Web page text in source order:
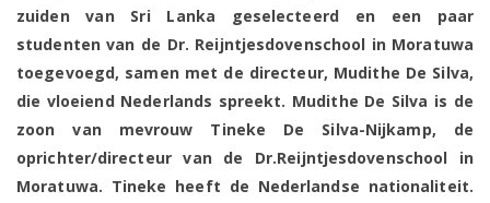
zuiden van Sri Lanka geselecteerd en een paar
studenten van de Dr. Reijntjesdovenschool in Moratuwa
toegevoegd, samen met de directeur, Mudithe De Silva,
die vloeiend Nederlands spreekt. Mudithe De Silva is de
zoon van mevrouw Tineke De Silva-Nijkamp, ​​de
oprichter/directeur van de Dr.Reijntjesdovenschool in
Moratuwa. Tineke heeft de Nederlandse nationaliteit.